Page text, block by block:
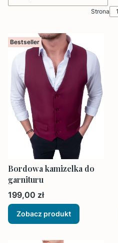
Strona
Bestseller
Bordowa kamizelka do
garnituru
Cena
199,00 zł
Zobacz produkt